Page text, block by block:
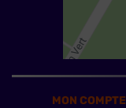
MON COMPTE